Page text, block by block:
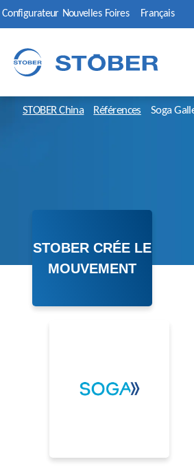
Configurateur Nouvelles Foires Français
STOBER China Références Soga
STOBER CRÉE LE
MOUVEMENT